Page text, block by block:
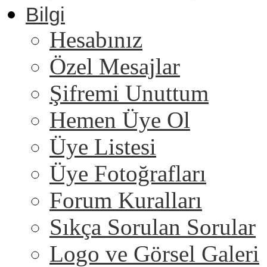
Bilgi
Hesabınız
Özel Mesajlar
Şifremi Unuttum
Hemen Üye Ol
Üye Listesi
Üye Fotoğrafları
Forum Kuralları
Sıkça Sorulan Sorular
Logo ve Görsel Galeri